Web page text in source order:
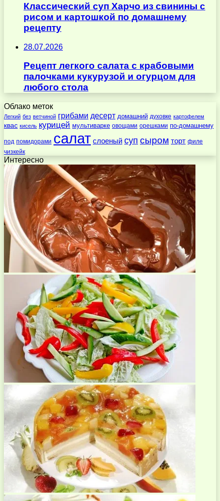
Классический суп Харчо из свинины с
рисом и картошкой по домашнему
рецепту
28.07.2026
Рецепт легкого салата с крабовыми
палочками кукурузой и огурцом для
любого стола
Облако меток
Легкий без ветчиной грибами десерт домашний духовке картофелем
квас кисель курицей мультиварке овощами орешками по-домашнему
под помидорами салат слоеный суп сыром торт филе
чизкейк
Интересно